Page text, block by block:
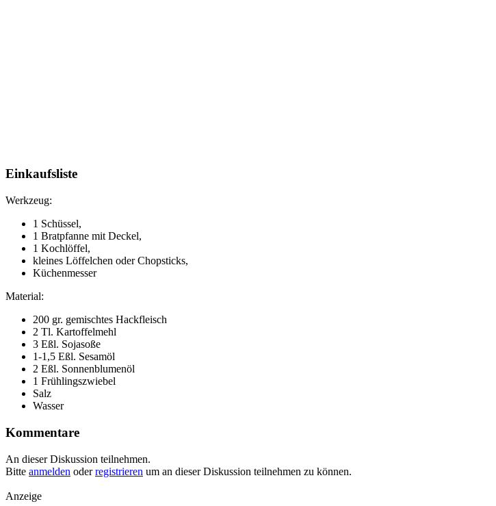
Einkaufsliste
Werkzeug:
1 Schüssel,
1 Bratpfanne mit Deckel,
1 Kochlöffel,
kleines Löffelchen oder Chopsticks,
Küchenmesser
Material:
200 gr. gemischtes Hackfleisch
2 Tl. Kartoffelmehl
3 Eßl. Sojasoße
1-1,5 Eßl. Sesamöl
2 Eßl. Sonnenblumenöl
1 Frühlingszwiebel
Salz
Wasser
Kommentare
An dieser Diskussion teilnehmen.
Bitte anmelden oderregistrieren um an dieser Diskussion teilnehmen zu können.
Anzeige